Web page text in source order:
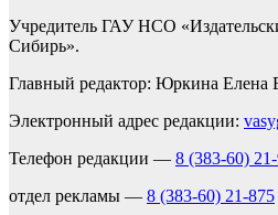
Учредитель ГАУ НСО
Сибирь».
Главный редактор: Юркина Елена
Электронный адрес редакции:
Телефон редакции — 8 (383-60)
отдел рекламы — 8 (383-60) 21-875